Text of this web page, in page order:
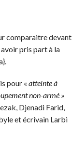
comparaitre devant
pris part à la
pour «atteinte à
non-armé »
Djenadi Farid,
et écrivain Larbi